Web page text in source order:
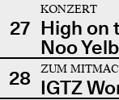
27
KONZERT
High on
Noo
28
ZUM
IGTZ